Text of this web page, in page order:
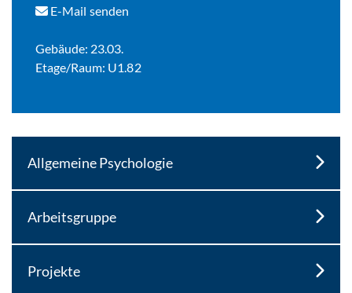
E-Mail senden
Gebäude: 23.03.
Etage/Raum: U1.82
Allgemeine Psychologie
Arbeitsgruppe
Projekte